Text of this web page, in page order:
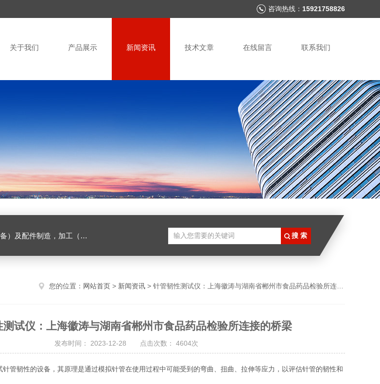
咨询热线： 15921758826
关于我们 产品展示 新闻资讯 技术文章 在线留言 联系我们
工具加工（限分支机构经营），设计，批发，零售。五金交电，金属材料，金属制品，不锈钢制品，建筑材料，钢材，橡塑制品，环保设备，润滑剂，汽车配件，摩托车配件的批发，零售。（企业经营涉及行政许可的，凭许可证件经营）
您的位置： 网站首页 > 新闻资讯 > 针管韧性测试仪：上海徽涛与湖南省郴州市食品药品检验所连接的桥梁
测试仪：上海徽涛与湖南省郴州市食品药品检验所连接的桥梁
发布时间： 2023-12-28 点击次数： 4604次
管韧性的设备，其原理是通过模拟针管在使用过程中可能受到的弯曲、扭曲、拉伸等应力，以评估针管的韧性和